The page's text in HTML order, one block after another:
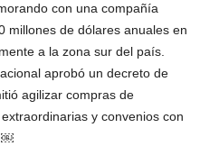
con una compañía
millones de dólares anuales en
a la zona sur del país.
aprobó un decreto de
agilizar compras de
y convenios con
￼